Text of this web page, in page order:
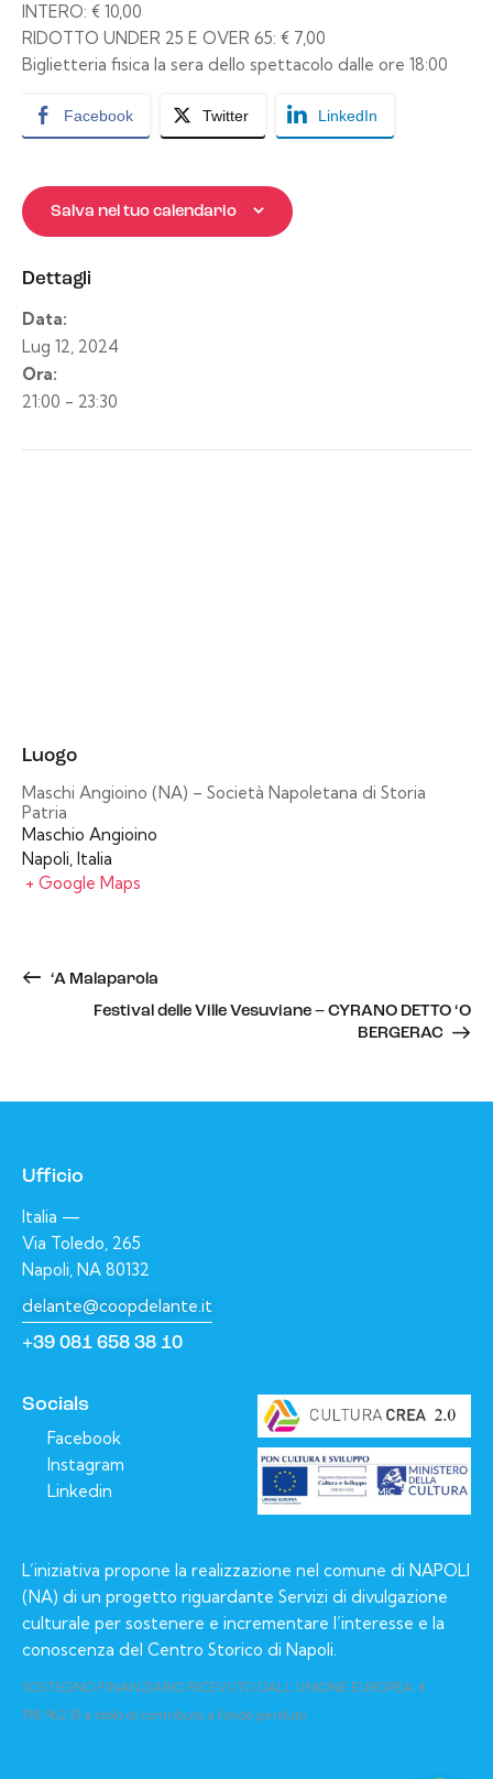
INTERO: € 10,00
RIDOTTO UNDER 25 E OVER 65: € 7,00
Biglietteria fisica la sera dello spettacolo dalle ore 18:00
Facebook Twitter LinkedIn
Salva nel tuo calendario
Dettagli
Data:
Lug 12, 2024
Ora:
21:00 - 23:30
Luogo
Maschi Angioino (NA) – Società Napoletana di Storia
Patria
Maschio Angioino
Napoli Italia
+ Google Maps
‘A Malaparola
Festival delle Ville Vesuviane – CYRANO DETTO ‘O
BERGERAC
Ufficio
Italia —
Via Toledo, 265
Napoli, NA 80132
delante@coopdelante.it
+39 081 658 38 10
Socials
Facebook
Instagram
Linkedin
L’iniziativa propone la realizzazione nel comune di NAPOLI
(NA) di un progetto riguardante Servizi di divulgazione
culturale per sostenere e incrementare l’interesse e la
conoscenza del Centro Storico di Napoli.
SOSTEGNO FINANZIARIO RICEVUTO DALL’UNIONE EUROPEA: €
198.962,10 a titolo di contributo a fondo perduto